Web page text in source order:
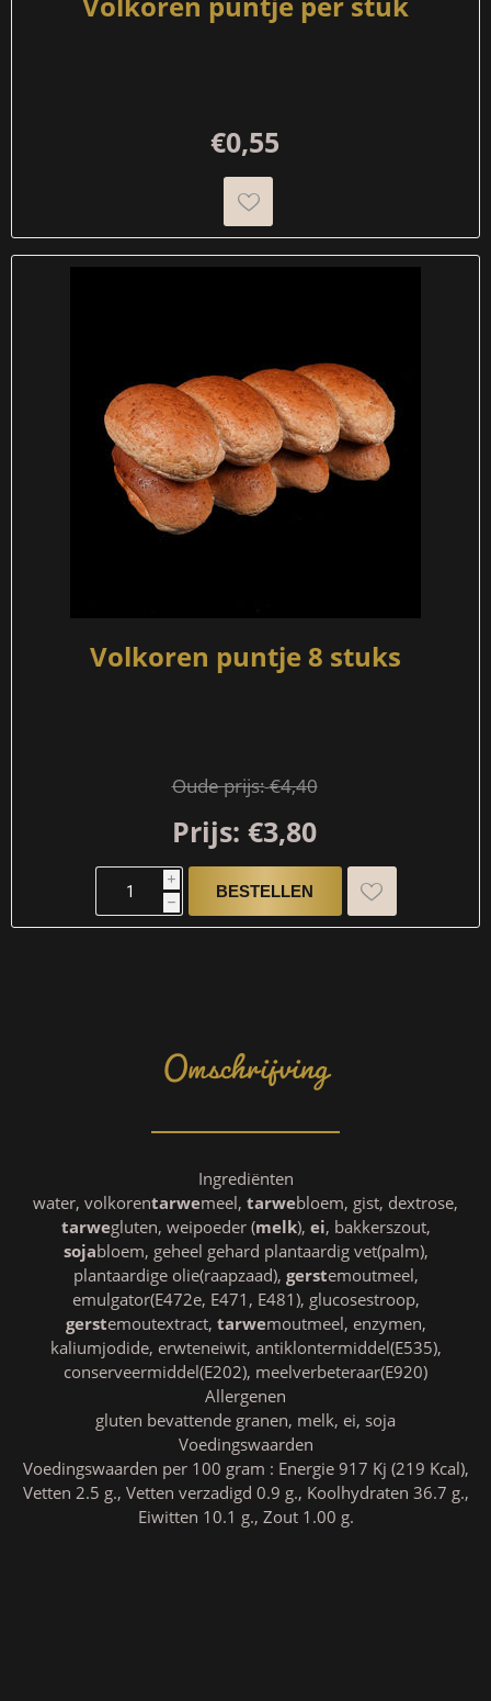
€0,55
Volkoren puntje 8 stuks
Oude prijs:€4,40
Prijs: €3,80
i
h
Omschrijving
Ingrediënten
water, volkorentarwemeel, tarwebloem, gist, dextrose,
tarwegluten, weipoeder (melk), ei, bakkerszout,
sojabloem, geheel gehard plantaardig vet(palm),
plantaardige olie(raapzaad), gerstemoutmeel,
emulgator(E472e, E471, E481), glucosestroop,
gerstemoutextract, tarwemoutmeel, enzymen,
kaliumjodide, erwteneiwit, antiklontermiddel(E535),
conserveermiddel(E202), meelverbeteraar(E920)
Allergenen
gluten bevattende granen, melk, ei, soja
Voedingswaarden
Voedingswaarden per 100 gram : Energie 917 Kj (219 Kcal),
Vetten 2.5 g., Vetten verzadigd 0.9 g., Koolhydraten 36.7 g.,
Eiwitten 10.1 g., Zout 1.00 g.